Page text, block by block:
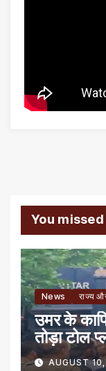
You missed
News राज्य
उमर के
तोड़ा टोल
AUGUST